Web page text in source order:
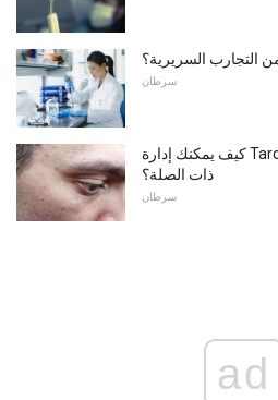
التجارب السريرية؟
سرطان
كيف يمكنك إدارة Tarceva (Erlotinib) مشاكل الجلد
ذات الصلة؟
سرطان
ad